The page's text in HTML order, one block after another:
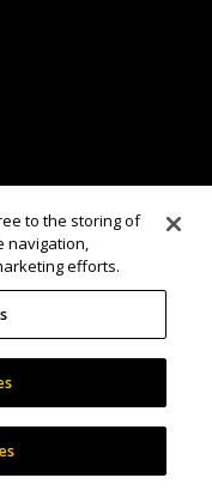
to the storing of
navigation,
efforts.